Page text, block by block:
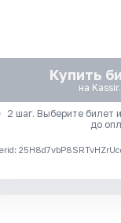
Купить
на
2 шаг. Выберите билет
до